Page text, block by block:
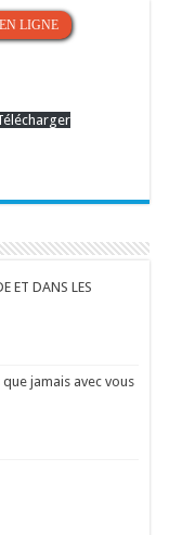
LIGNE
ET DANS LES
que jamais avec vous